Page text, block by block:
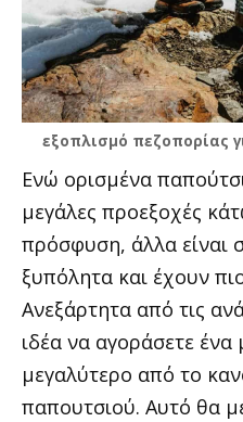
εξοπλισμό πεζοπορίας
Ενώ ορισμένα
μεγάλες προεξοχές
πρόσφυση, άλλα είναι
ξυπόλητα και έχουν
Ανεξάρτητα από τις
ιδέα να αγοράσετε
μεγαλύτερο από το
παπουτσιού. Αυτό θα